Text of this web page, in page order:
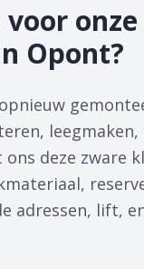
onze
Opont?
deze zware
adressen, lift,